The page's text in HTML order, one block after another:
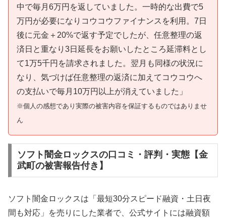
中で毎月6万円を返していました。一時的な出費で5
万円が必要になりコウコウファイナンスを利用。7日
後に元金＋20%で返す予定でしたが、任意整理の返
済日と重なり3日延長をお願いしたところ延滞料とし
て1万5千円を請求されました。翌月も同様の状況に
なり、気づけば任意整理の返済に加えてコウコウへ
の支払いで毎月10万円以上が消えていました」
※個人の感想であり実際の被害内容を保証するものではありませ
ん
ソフト闇金ロックスの口コミ・評判・実態【金
武町の被害報告付き】
ソフト闇金ロックスは「最短30分スピード融資・土日夜
間も対応」を売りにした業者で、公式サイトには融資額